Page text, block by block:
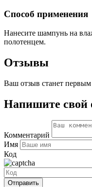
Способ применения
Нанесите шампунь на
полотенцем.
Отзывы
Ваш отзыв станет первым
Напишите свой
Комментарий
Имя
Код